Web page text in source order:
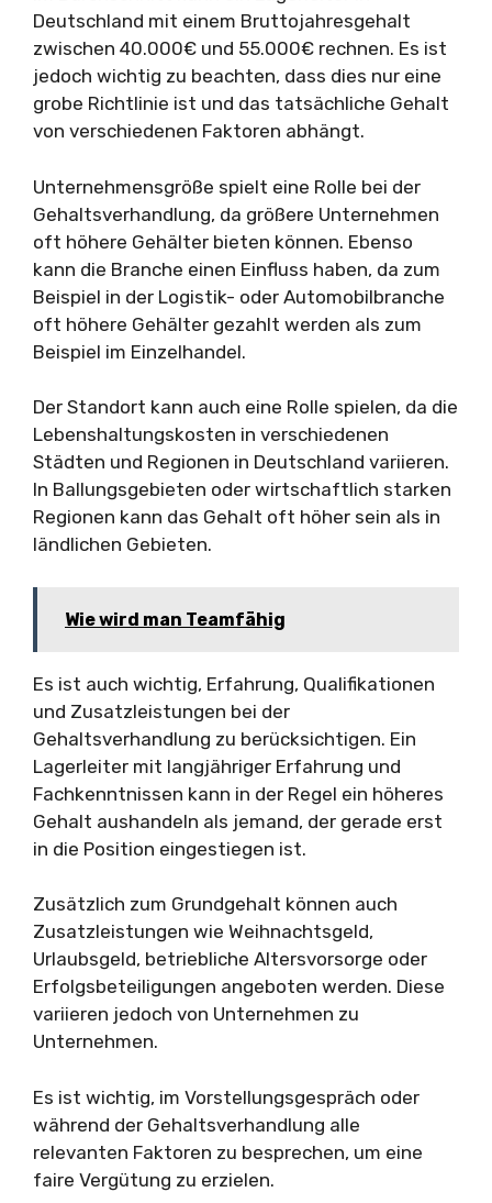
Deutschland mit einem Bruttojahresgehalt
zwischen 40.000€ und 55.000€ rechnen. Es ist
jedoch wichtig zu beachten, dass dies nur eine
grobe Richtlinie ist und das tatsächliche Gehalt
von verschiedenen Faktoren abhängt.
Unternehmensgröße spielt eine Rolle bei der
Gehaltsverhandlung, da größere Unternehmen
oft höhere Gehälter bieten können. Ebenso
kann die Branche einen Einfluss haben, da zum
Beispiel in der Logistik- oder Automobilbranche
oft höhere Gehälter gezahlt werden als zum
Beispiel im Einzelhandel.
Der Standort kann auch eine Rolle spielen, da die
Lebenshaltungskosten in verschiedenen
Städten und Regionen in Deutschland variieren.
In Ballungsgebieten oder wirtschaftlich starken
Regionen kann das Gehalt oft höher sein als in
ländlichen Gebieten.
Wie wird man Teamfähig
Es ist auch wichtig, Erfahrung, Qualifikationen
und Zusatzleistungen bei der
Gehaltsverhandlung zu berücksichtigen. Ein
Lagerleiter mit langjähriger Erfahrung und
Fachkenntnissen kann in der Regel ein höheres
Gehalt aushandeln als jemand, der gerade erst
in die Position eingestiegen ist.
Zusätzlich zum Grundgehalt können auch
Zusatzleistungen wie Weihnachtsgeld,
Urlaubsgeld, betriebliche Altersvorsorge oder
Erfolgsbeteiligungen angeboten werden. Diese
variieren jedoch von Unternehmen zu
Unternehmen.
Es ist wichtig, im Vorstellungsgespräch oder
während der Gehaltsverhandlung alle
relevanten Faktoren zu besprechen, um eine
faire Vergütung zu erzielen.